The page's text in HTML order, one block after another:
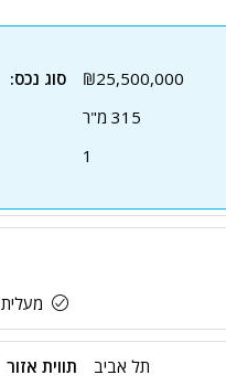
₪25,500,000
315 מ"ר
1
סוג נכס:
מעלית
תל אביב תווית אזור